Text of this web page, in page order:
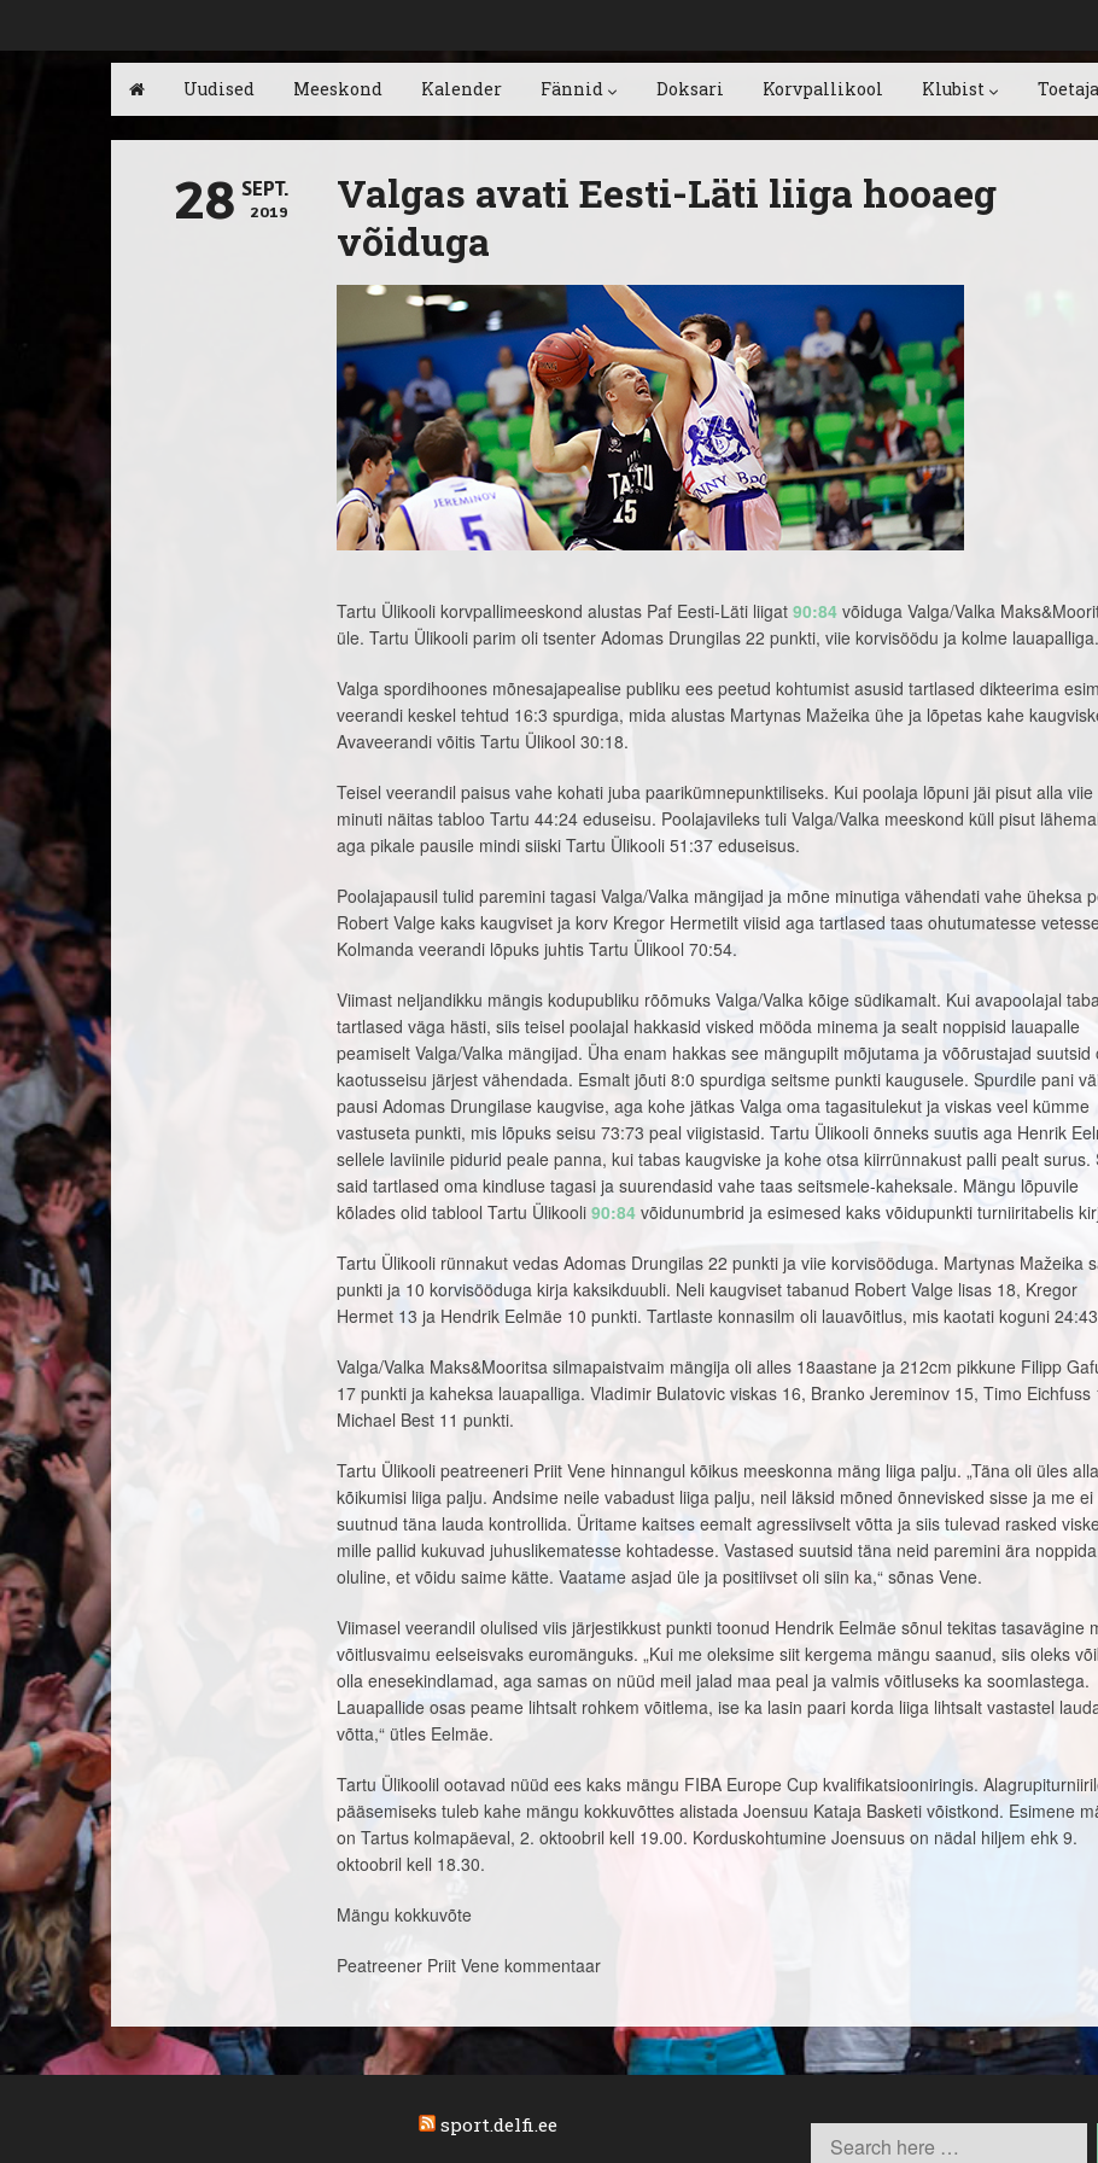
Uudised Meeskond Kalender Fännid Doksari Korvpallikool Klubist
28 SEPT.
2019
Valgas avati Eesti-Läti liiga hooaeg
võiduga
Tartu Ülikooli korvpallimeeskond alustas Paf Eesti-Läti liigat 90:84 võiduga Valga/Valka
üle. Tartu Ülikooli parim oli tsenter Adomas Drungilas 22 punkti, viie korvisöödu ja kolme lauapalliga.
Valga spordihoones mõnesajapealise publiku ees peetud kohtumist asusid tartlased dikteerima
veerandi keskel tehtud 16:3 spurdiga, mida alustas Martynas Mažeika ühe ja lõpetas kahe
Avaveerandi võitis Tartu Ülikool 30:18.
Teisel veerandil paisus vahe kohati juba paarikümnepunktiliseks. Kui poolaja lõpuni jäi pisut alla viie
minuti näitas tabloo Tartu 44:24 eduseisu. Poolajavileks tuli Valga/Valka meeskond küll pisut
aga pikale pausile mindi siiski Tartu Ülikooli 51:37 eduseisus.
Poolajapausil tulid paremini tagasi Valga/Valka mängijad ja mõne minutiga vähendati vahe üheksa
Robert Valge kaks kaugviset ja korv Kregor Hermetilt viisid aga tartlased taas ohutumatesse
Kolmanda veerandi lõpuks juhtis Tartu Ülikool 70:54.
Viimast neljandikku mängis kodupubliku rõõmuks Valga/Valka kõige südikamalt. Kui avapoolajal
tartlased väga hästi, siis teisel poolajal hakkasid visked mööda minema ja sealt noppisid lauapalle
peamiselt Valga/Valka mängijad. Üha enam hakkas see mängupilt mõjutama ja võõrustajad suutsid
kaotusseisu järjest vähendada. Esmalt jõuti 8:0 spurdiga seitsme punkti kaugusele. Spurdile pani
pausi Adomas Drungilase kaugvise, aga kohe jätkas Valga oma tagasitulekut ja viskas veel kümme
vastuseta punkti, mis lõpuks seisu 73:73 peal viigistasid. Tartu Ülikooli õnneks suutis aga Henrik
sellele laviinile pidurid peale panna, kui tabas kaugviske ja kohe otsa kiirrünnakust palli pealt surus.
said tartlased oma kindluse tagasi ja suurendasid vahe taas seitsmele-kaheksale. Mängu lõpuvile
kõlades olid tablool Tartu Ülikooli 90:84 võidunumbrid ja esimesed kaks võidupunkti turniiritabelis
Tartu Ülikooli rünnakut vedas Adomas Drungilas 22 punkti ja viie korvisööduga. Martynas Mažeika
punkti ja 10 korvisööduga kirja kaksikduubli. Neli kaugviset tabanud Robert Valge lisas 18, Kregor
Hermet 13 ja Hendrik Eelmäe 10 punkti. Tartlaste konnasilm oli lauavõitlus, mis kaotati koguni
Valga/Valka Maks&Mooritsa silmapaistvaim mängija oli alles 18aastane ja 212cm pikkune Filipp
17 punkti ja kaheksa lauapalliga. Vladimir Bulatovic viskas 16, Branko Jereminov 15, Timo Eichfuss
Michael Best 11 punkti.
Tartu Ülikooli peatreeneri Priit Vene hinnangul kõikus meeskonna mäng liiga palju. „Täna oli üles alla
kõikumisi liiga palju. Andsime neile vabadust liiga palju, neil läksid mõned õnnevisked sisse ja me ei
suutnud täna lauda kontrollida. Üritame kaitses eemalt agressiivselt võtta ja siis tulevad rasked
mille pallid kukuvad juhuslikematesse kohtadesse. Vastased suutsid täna neid paremini ära
oluline, et võidu saime kätte. Vaatame asjad üle ja positiivset oli siin ka,“ sõnas Vene.
Viimasel veerandil olulised viis järjestikkust punkti toonud Hendrik Eelmäe sõnul tekitas tasavägine
võitlusvaimu eelseisvaks euromänguks. „Kui me oleksime siit kergema mängu saanud, siis oleks
olla enesekindlamad, aga samas on nüüd meil jalad maa peal ja valmis võitluseks ka soomlastega.
Lauapallide osas peame lihtsalt rohkem võitlema, ise ka lasin paari korda liiga lihtsalt vastastel
võtta,“ ütles Eelmäe.
Tartu Ülikoolil ootavad nüüd ees kaks mängu FIBA Europe Cup kvalifikatsiooniringis.
pääsemiseks tuleb kahe mängu kokkuvõttes alistada Joensuu Kataja Basketi võistkond. Esimene
on Tartus kolmapäeval, 2. oktoobril kell 19.00. Korduskohtumine Joensuus on nädal hiljem ehk 9.
oktoobril kell 18.30.
Mängu kokkuvõte
Peatreener Priit Vene kommentaar
sport.delfi.ee